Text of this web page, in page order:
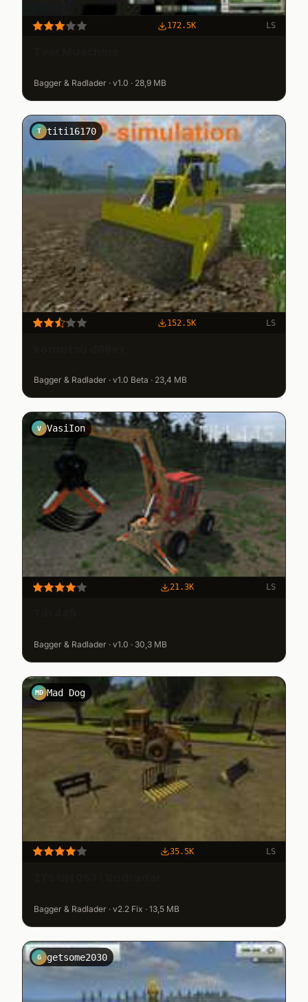
172.5K LS
Bagger & Radlader · v1.0 · 28,9 MB
T titi16170
152.5K LS
Bagger & Radlader · v1.0 Beta · 23,4 MB
V VasiIon
21.3K LS
Bagger & Radlader · v1.0 · 30,3 MB
MD Mad Dog
35.5K LS
Bagger & Radlader · v2.2 Fix · 13,5 MB
G getsome2030